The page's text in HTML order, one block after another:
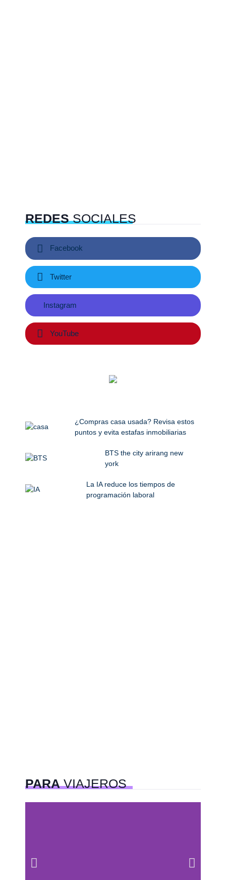
REDESSOCIALES
Facebook
Twitter
Instagram
YouTube
¿Compras casa usada? Revisa estos
puntos y evita estafas inmobiliarias
BTS the city arirang new
york
La IA reduce los tiempos de
programación laboral
PARAVIAJEROS